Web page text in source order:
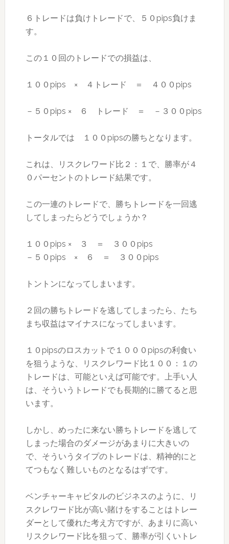
６トレードは負けトレードで、５０pips負けま
す。
この１０回のトレードでの損益は、
１００pips × ４トレード ＝ ４００pips
－５０pips × ６ トレード ＝ －３００pips
トータルでは １００pipsの勝ちとなります。
これは、リスクレワード比２：１で、勝率が４
０パーセントのトレード結果です。
この一連のトレードで、勝ちトレードを一回逃
してしまったらどうでしょうか？
１００pips × ３ ＝ ３００pips
－５０pips × ６ ＝ ３００pips
トントンになってしまいます。
２回の勝ちトレードを逃してしまったら、たち
まち収益はマイナスになってしまいます。
１０pipsのロスカットで１０００pipsの利食い
を狙うような、リスクレワード比１００：１の
トレードは、可能といえば可能です。上手い人
は、そういうトレードでも長期的に勝てると思
います。
しかし、めったに来ない勝ちトレードを逃して
しまった場合のダメージがあまりに大きいの
で、そういうタイプのトレードは、精神的にと
てつもなく難しいものとなるはずです。
ベンチャーキャピタルのビジネスのように、リ
スクレワード比が高い賭けをすることはトレー
ダーとして優れた考え方ですが、あまりに高い
リスクレワード比を狙って、勝率が引くいトレ